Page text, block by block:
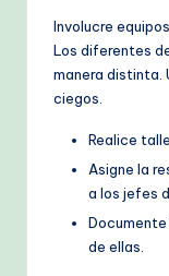
Involucre
Los diferentes
manera distinta.
ciegos.
Realice
Asigne la
a los jefes
de ellas.